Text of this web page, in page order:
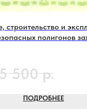
строительство и
полигонов
500 р.
ПОДРОБНЕЕ